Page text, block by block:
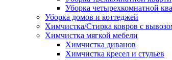
Уборка четырехкомнатной
Уборка домов и коттеджей
Химчистка/Стирка ковров с
Химчистка мягкой мебели
Химчистка диванов
Химчистка кресел и стульев